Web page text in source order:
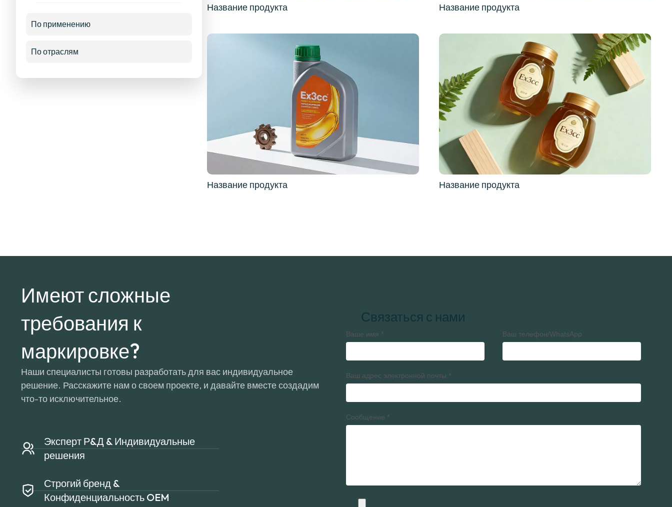
По применению
По отраслям
Название продукта Название продукта
Название продукта Название продукта
Имеют сложные
требования к
маркировке?
Наши специалисты готовы разработать для вас индивидуальное
решение. Расскажите нам о своем проекте, и давайте вместе создадим
что-то исключительное.
Эксперт Р&Д & Индивидуальные
решения
Строгий бренд &
Конфиденциальность OEM
Связаться с нами
Ваше имя * Ваш телефон/WhatsApp
Ваш адрес электронной почты *
Сообщение *